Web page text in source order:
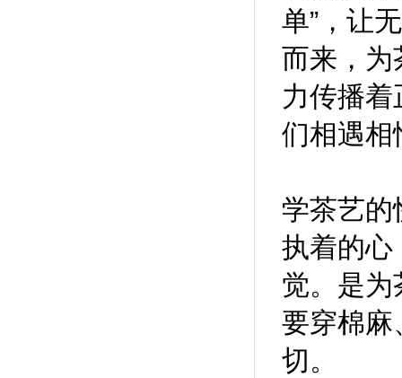
单”，让
而来，为
力传播
们相遇相
学茶艺的
执着的心
觉。是为
要穿棉麻
切。